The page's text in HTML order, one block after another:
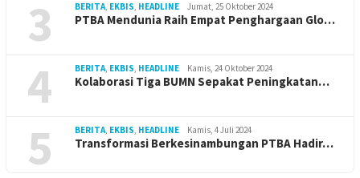
3 BERITA EKBIS HEADLINE Jumat, 25 Oktober 2024
PTBA Mendunia Raih Empat Penghargaan Glo…
4 BERITA EKBIS HEADLINE Kamis, 24 Oktober 2024
Kolaborasi Tiga BUMN Sepakat Peningkatan…
5 BERITA EKBIS HEADLINE Kamis, 4 Juli 2024
Transformasi Berkesinambungan PTBA Hadir…